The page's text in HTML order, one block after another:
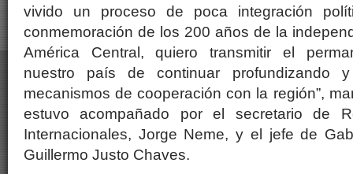
vivido un proceso de poca integración
conmemoración de los 200 años de la
América Central, quiero transmitir el
nuestro país de continuar profundizando
mecanismos de cooperación con la región”,
estuvo acompañado por el secretario de
Internacionales, Jorge Neme, y el jefe de
Guillermo Justo Chaves.